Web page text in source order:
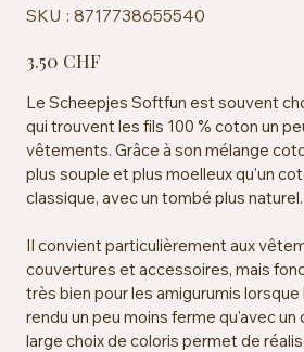
SKU : 8717738655540
8717738655540
3.50 CHF
Le Scheepjes Softfun est souvent
qui trouvent les fils 100 % coton un
vêtements. Grâce à son mélange
plus souple et plus moelleux qu'un
classique, avec un tombé plus naturel.
Il convient particulièrement aux
couvertures et accessoires, mais
très bien pour les amigurumis lorsque
rendu un peu moins ferme qu'avec
large choix de coloris permet de